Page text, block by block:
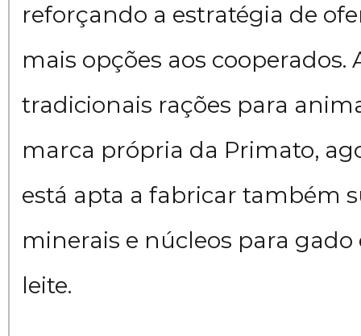
reforçando a estratégia de
mais opções aos cooperados.
tradicionais rações para
marca própria da Primato,
está apta a fabricar também
minerais e núcleos para gado
leite.